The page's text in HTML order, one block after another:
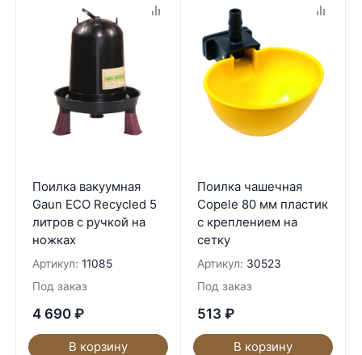
Поилка вакуумная
Gaun ECO Recycled 5
литров с ручкой на
ножках
Артикул: 11085
Под заказ
4 690 ₽
В корзину
Поилка чашечная
Copele 80 мм пластик
с креплением на
сетку
Артикул: 30523
Под заказ
513 ₽
В корзину